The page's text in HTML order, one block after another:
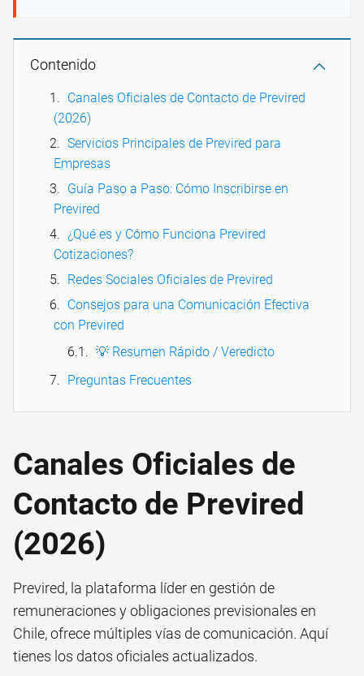
Contenido
Canales Oficiales de Contacto de Previred
(2026)
Servicios Principales de Previred para
Empresas
Guía Paso a Paso: Cómo Inscribirse en
Previred
¿Qué es y Cómo Funciona Previred
Cotizaciones?
Redes Sociales Oficiales de Previred
Consejos para una Comunicación Efectiva
con Previred
💡 Resumen Rápido / Veredicto
Preguntas Frecuentes
Canales Oficiales de
Contacto de Previred
(2026)
Previred, la plataforma líder en gestión de
remuneraciones y obligaciones previsionales en
Chile, ofrece múltiples vías de comunicación. Aquí
tienes los datos oficiales actualizados.